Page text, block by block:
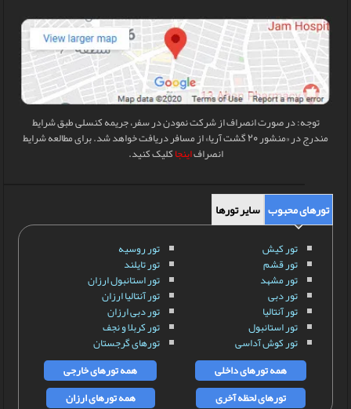
توجه: در صورت انصراف از شرکت نمودن در سفر، جریمه کنسلی طبق شرایط
مندرج در «منشور 20 گشت آریا» از مسافر دریافت خواهد شد. برای مطالعه شرایط
انصرافاینجاکلیک کنید.
تورهای محبوب سایر تورها
تور کیش
تور قشم
تور مشهد
تور دبی
تور آنتالیا
تور استانبول
تور کوش آداسی
تور روسیه
تور تایلند
تور استانبول ارزان
تور آنتالیا ارزان
تور دبی ارزان
تور کربلا و نجف
تورهای گرجستان
همه تورهای داخلی
همه تورهای خارجی
تورهای لحظه آخری
همه تورهای ارزان